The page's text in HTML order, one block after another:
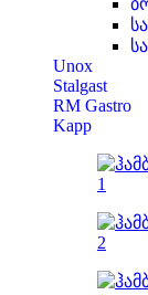
Unox
Stalgast
RM Gastro
Kapp